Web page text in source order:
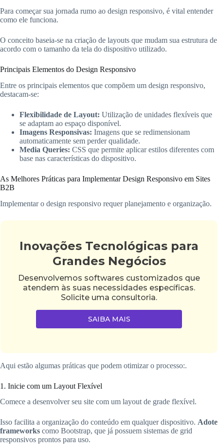
Para começar sua jornada rumo ao design responsivo, é vital entender
como ele funciona.
O conceito baseia-se na criação de layouts que mudam sua estrutura de
acordo com o tamanho da tela do dispositivo utilizado.
Principais Elementos do Design Responsivo
Entre os principais elementos que compõem um design responsivo,
destacam-se:
Flexibilidade de Layout: Utilização de unidades flexíveis que
se adaptam ao espaço disponível.
Imagens Responsivas: Imagens que se redimensionam
automaticamente sem perder qualidade.
Media Queries: CSS que permite aplicar estilos diferentes com
base nas características do dispositivo.
As Melhores Práticas para Implementar Design Responsivo em Sites
B2B
Implementar o design responsivo requer planejamento e organização.
Inovações Tecnológicas para
Grandes Negócios
Desenvolvemos softwares customizados que
atendem às suas necessidades específicas.
Solicite uma consultoria.
SAIBA MAIS
Aqui estão algumas práticas que podem otimizar o processo:.
1. Inicie com um Layout Flexível
Comece a desenvolver seu site com um layout de grade flexível.
Isso facilita a organização do conteúdo em qualquer dispositivo. Adote
frameworks como Bootstrap, que já possuem sistemas de grid
responsivos prontos para uso.